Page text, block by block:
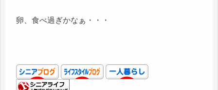
卵、食べ過ぎかなぁ・・・